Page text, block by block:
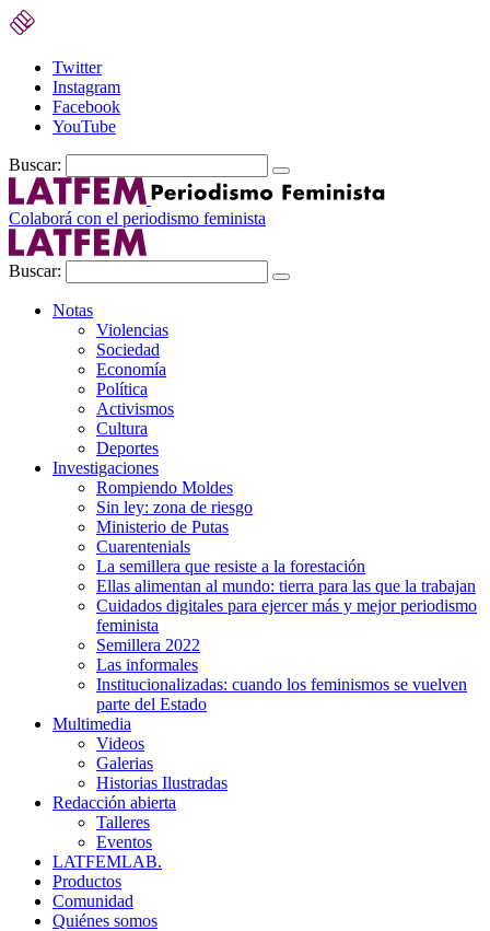
Twitter
Instagram
Facebook
YouTube
Buscar:
Colaborá con el periodismo feminista
Buscar:
Notas
Violencias
Sociedad
Economía
Política
Activismos
Cultura
Deportes
Investigaciones
Rompiendo Moldes
Sin ley: zona de riesgo
Ministerio de Putas
Cuarentenials
La semillera que resiste a la forestación
Ellas alimentan al mundo: tierra para las que la trabajan
Cuidados digitales para ejercer más y mejor periodismo
feminista
Semillera 2022
Las informales
Institucionalizadas: cuando los feminismos se vuelven
parte del Estado
Multimedia
Videos
Galerias
Historias Ilustradas
Redacción abierta
Talleres
Eventos
LATFEMLAB.
Productos
Comunidad
Quiénes somos